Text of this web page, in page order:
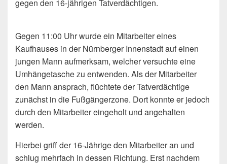
gegen den 16-jährigen Tatverdächtigen.
Gegen 11:00 Uhr wurde ein Mitarbeiter eines
Kaufhauses in der Nürnberger Innenstadt auf einen
jungen Mann aufmerksam, welcher versuchte eine
Umhängetasche zu entwenden. Als der Mitarbeiter
den Mann ansprach, flüchtete der Tatverdächtige
zunächst in die Fußgängerzone. Dort konnte er jedoch
durch den Mitarbeiter eingeholt und angehalten
werden.
Hierbei griff der 16-Jährige den Mitarbeiter an und
schlug mehrfach in dessen Richtung. Erst nachdem